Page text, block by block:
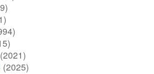
(2021)
(2025)